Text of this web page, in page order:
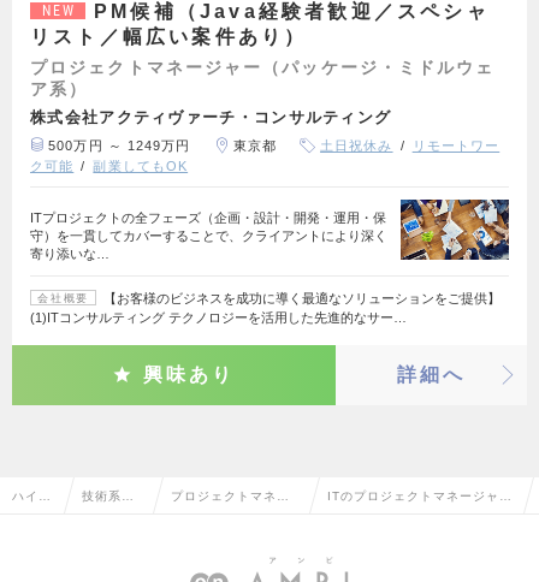
NEW
PM候補（Java経験者歓迎／スペシャ
リスト／幅広い案件あり）
プロジェクトマネージャー（パッケージ・ミドルウェ
ア系）
株式会社アクティヴァーチ・コンサルティング
500万円 ～ 1249万円 東京都 土日祝休み
リモートワー
ク可能
副業してもOK
ITプロジェクトの全フェーズ（企画・設計・開発・運用・保
守）を一貫してカバーすることで、クライアントにより深く
寄り添いな…
会社概要
【お客様のビジネスを成功に導く最適なソリューションをご提供】
(1)ITコンサルティング テクノロジーを活用した先進的なサー…
興味あり 詳細へ
ハイク 技術系（I プロジェクトマネー
ジ・ミドルウェア
ITのプロジェクトマネージャー
系）の転職・求人情報一覧